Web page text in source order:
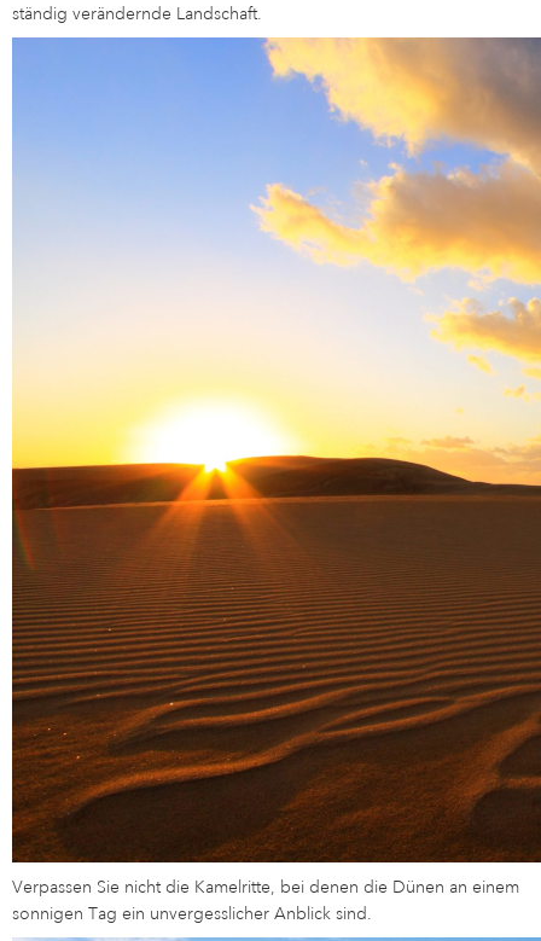
ständig verändernde Landschaft.
Verpassen Sie nicht die Kamelritte, bei denen die Dünen an einem
sonnigen Tag ein unvergesslicher Anblick sind.